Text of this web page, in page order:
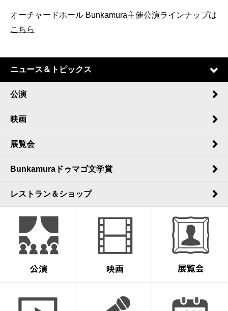
オーチャードホール Bunkamura主催公演ラインナップは
こちら
ニュース＆トピックス
公演
映画
展覧会
Bunkamuraドゥマゴ文学賞
レストラン＆ショップ